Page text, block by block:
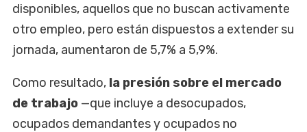
disponibles, aquellos que no buscan activamente
otro empleo, pero están dispuestos a extender su
jornada, aumentaron de 5,7% a 5,9%.
Como resultado, la presión sobre el mercado
de trabajo —que incluye a desocupados,
ocupados demandantes y ocupados no